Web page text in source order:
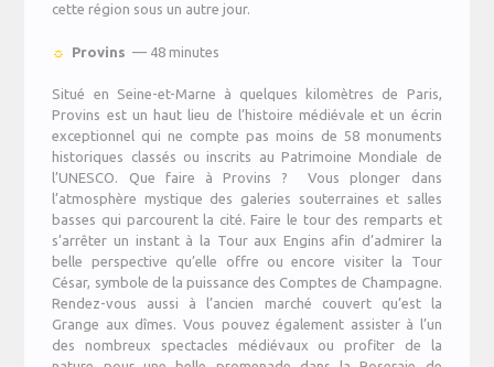
cette région sous un autre jour.
☼ Provins — 48 minutes
Situé en Seine-et-Marne à quelques kilomètres de Paris,
Provins est un haut lieu de l’histoire médiévale et un écrin
exceptionnel qui ne compte pas moins de 58 monuments
historiques classés ou inscrits au Patrimoine Mondiale de
l’UNESCO. Que faire à Provins ? Vous plonger dans
l’atmosphère mystique des galeries souterraines et salles
basses qui parcourent la cité. Faire le tour des remparts et
s’arrêter un instant à la Tour aux Engins afin d’admirer la
belle perspective qu’elle offre ou encore visiter la Tour
César, symbole de la puissance des Comptes de Champagne.
Rendez-vous aussi à l’ancien marché couvert qu’est la
Grange aux dîmes. Vous pouvez également assister à l’un
des nombreux spectacles médiévaux ou profiter de la